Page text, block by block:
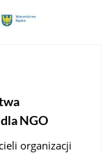
NGO
organizacji